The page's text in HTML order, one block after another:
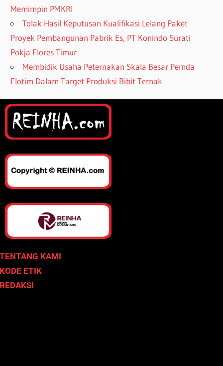
Memimpin PMKRI
Tolak Hasil Keputusan Kualifikasi Lelang Paket
Proyek Pembangunan Pabrik Es, PT Konindo Surati
Pokja Flores Timur
Membidik Usaha Peternakan Skala Besar Pemda
Flotim Dalam Target Produksi Bibit Ternak
TENTANG KAMI
KODE ETIK
REDAKSI